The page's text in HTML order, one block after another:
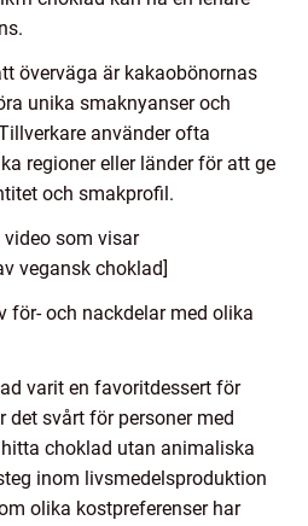
överväga är kakaobönornas
unika smaknyanser och
använder ofta
regioner eller länder för att ge
och smakprofil.
som visar
vegansk choklad]
för- och nackdelar med olika
varit en favoritdessert för
det svårt för personer med
choklad utan animaliska
inom livsmedelsproduktion
olika kostpreferenser har